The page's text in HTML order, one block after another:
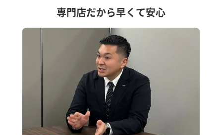
専門店だから早くて安心